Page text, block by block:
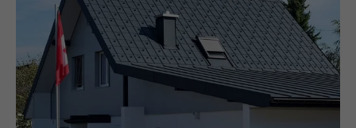
nous » intégrée.
NOM bcookie